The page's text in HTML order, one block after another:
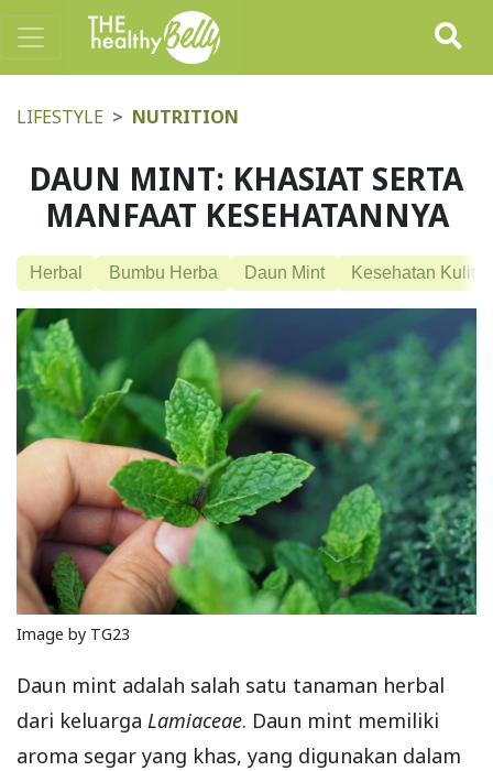
LIFESTYLE NUTRITION
DAUN MINT: KHASIAT SERTA
MANFAAT KESEHATANNYA
Herbal Bumbu Herba Daun Mint Kesehatan Kulit
Image by TG23
Daun mint adalah salah satu tanaman herbal
dari keluarga Lamiaceae. Daun mint memiliki
aroma segar yang khas, yang digunakan dalam